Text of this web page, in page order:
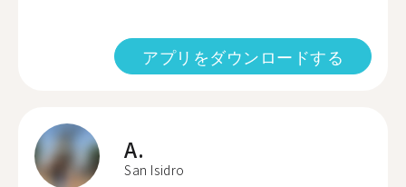
アプリをダウンロードする
A.
San Isidro